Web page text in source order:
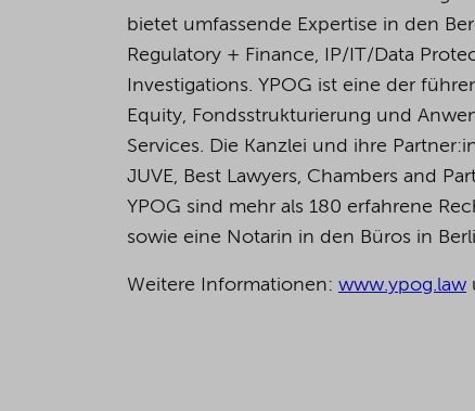
bietet umfassende Expertise in den
Regulatory + Finance, IP/IT/Data
Investigations. YPOG ist eine der
Equity, Fondsstrukturierung und
Services. Die Kanzlei und ihre
JUVE, Best Lawyers, Chambers and
YPOG sind mehr als 180 erfahrene
sowie eine Notarin in den Büros in
Weitere Informationen: www.ypog.law